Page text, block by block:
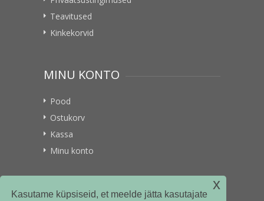
Kasutame küpsiseid, et meelde jätta kasutajate
x
Teavitused
Kinkekorvid
MINU KONTO
Pood
Ostukorv
Kassa
Minu konto
VITAMIINIKULLER.EE